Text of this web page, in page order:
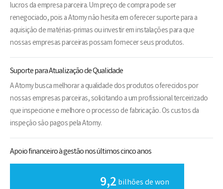
lucros da empresa parceira. Um preço de compra pode ser
renegociado, pois a Atomy não hesita em oferecer suporte para a
aquisição de matérias-primas ou investir em instalações para que
nossas empresas parceiras possam fornecer seus produtos.
Suporte para Atualização de Qualidade
A Atomy busca melhorar a qualidade dos produtos oferecidos por
nossas empresas parceiras, solicitando a um profissional terceirizado
que inspecione e melhore o processo de fabricação. Os custos da
inspeção são pagos pela Atomy.
Apoio financeiro à gestão nos últimos cinco anos
9,2 bilhões de won